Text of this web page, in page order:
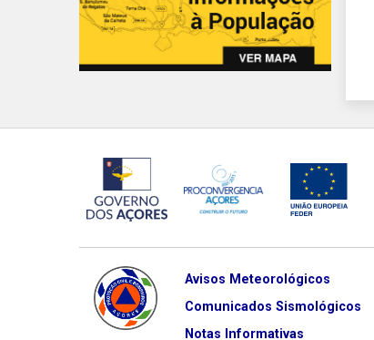
Avisos Meteorológicos
Comunicados Sismológicos
Notas Informativas